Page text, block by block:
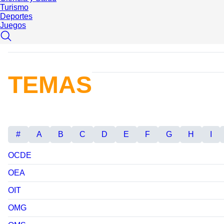
Turismo
Deportes
Juegos
TEMAS
# A B C D E F G H
OCDE
OEA
OIT
OMG